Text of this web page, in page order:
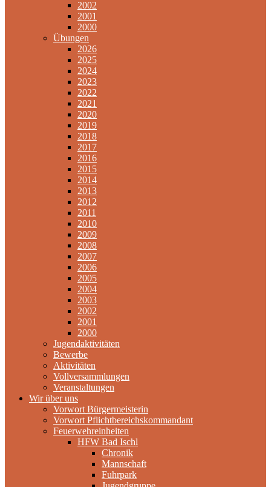
2002
2001
2000
Übungen
2026
2025
2024
2023
2022
2021
2020
2019
2018
2017
2016
2015
2014
2013
2012
2011
2010
2009
2008
2007
2006
2005
2004
2003
2002
2001
2000
Jugendaktivitäten
Bewerbe
Aktivitäten
Vollversammlungen
Veranstaltungen
Wir über uns
Vorwort Bürgermeisterin
Vorwort Pflichtbereichskommandant
Feuerwehreinheiten
HFW Bad Ischl
Chronik
Mannschaft
Fuhrpark